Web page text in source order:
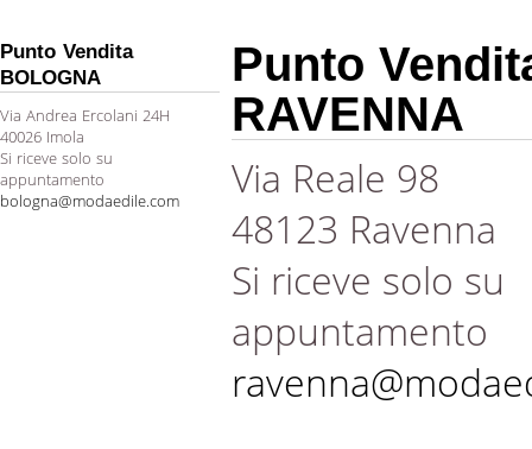
Punto Vendita
BOLOGNA
Via Andrea Ercolani 24H
40026 Imola
Si riceve solo su
appuntamento
bologna@modaedile.com
Punto
RAVENNA
Via Reale 98
48123 Ravenna
Si riceve solo su
appuntamento